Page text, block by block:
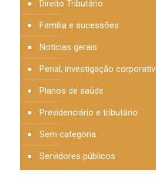
Direito Tributário
Família e sucessões
Notícias gerais
Penal, investigação
Planos de saúde
Previdenciário e tributário
Sem categoria
Servidores públicos